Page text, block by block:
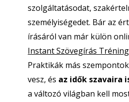
szolgáltatásodat,
személyiségedet. Bár az
írásáról van már külön
Instant Szövegírás Tréning
Praktikák más
vesz, és az idők szavaira
a változó világban kell